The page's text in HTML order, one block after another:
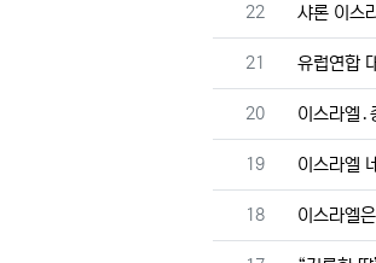
번호
22 샤론 이스
번호
21 유럽연합
번호
20 이스라엘․
번호
19 이스라엘
번호
18 이스라엘